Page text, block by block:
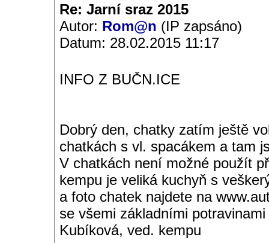
Re: Jarní sraz 2015
Autor: Rom@n (IP zapsáno)
Datum: 28.02.2015 11:17
INFO Z BUČN.ICE
Dobrý den, chatky zatím ještě
chatkách s vl. spacákem a tam
V chatkách není možné použít
kempu je veliká kuchyň s
a foto chatek najdete na
se všemi základními
Kubíková, ved. kempu